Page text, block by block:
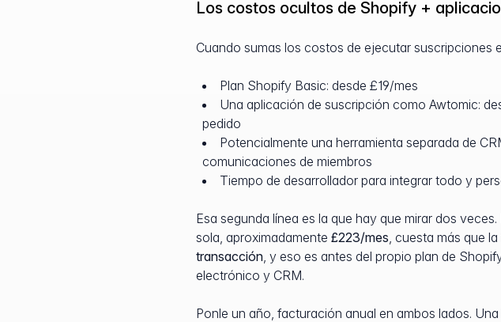
Los costos ocultos de Shopify +
Cuando sumas los costos de ejecutar suscripciones
Plan Shopify Basic: desde £19/mes
Una aplicación de suscripción como Awtomic:
pedido
Potencialmente una herramienta separada de
comunicaciones de miembros
Tiempo de desarrollador para integrar todo y
Esa segunda línea es la que hay que mirar dos
sola, aproximadamente £223/mes, cuesta más que
transacción, y eso es antes del propio plan de
electrónico y CRM.
Ponle un año, facturación anual en ambos lados.